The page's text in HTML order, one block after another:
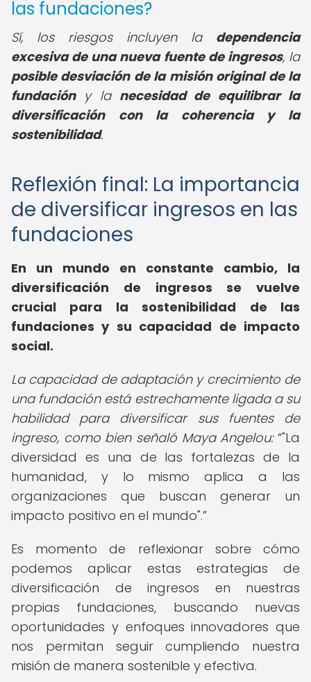
las fundaciones?
Sí, los riesgos incluyen la dependencia
excesiva de una nueva fuente de ingresos, la
posible desviación de la misión original de la
fundacióny la necesidad de equilibrar la
diversificación con la coherencia y la
sostenibilidad.
Reflexión final: La importancia
de diversificar ingresos en las
fundaciones
En un mundo en constante cambio, la
diversificación de ingresos se vuelve
crucial para la sostenibilidad de las
fundaciones y su capacidad de impacto
social.
La capacidad de adaptación y crecimiento de
una fundación está estrechamente ligada a su
habilidad para diversificar sus fuentes de
ingreso, como bien señaló Maya Angelou: "La
diversidad es una de las fortalezas de la
humanidad, y lo mismo aplica a las
organizaciones que buscan generar un
impacto positivo en el mundo".
Es momento de reflexionar sobre cómo
podemos aplicar estas estrategias de
diversificación de ingresos en nuestras
propias fundaciones, buscando nuevas
oportunidades y enfoques innovadores que
nos permitan seguir cumpliendo nuestra
misión de manera sostenible y efectiva.